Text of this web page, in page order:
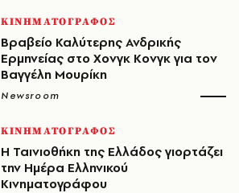
ΚΙΝΗΜΑΤΟΓΡΑΦΟΣ
Βραβείο Καλύτερης Ανδρικής
Ερμηνείας στο Χονγκ Κονγκ για τον
Βαγγέλη Μουρίκη
Newsroom
ΚΙΝΗΜΑΤΟΓΡΑΦΟΣ
Η Ταινιοθήκη της Ελλάδος γιορτάζει
την Ημέρα Ελληνικού
Κινηματογράφου